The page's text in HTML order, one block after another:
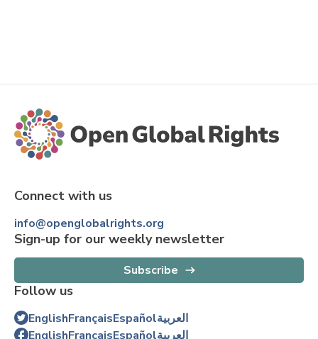
Connect with us
info@openglobalrights.org
Sign-up for our weekly newsletter
Subscribe
Follow us
EnglishFrançaisEspañolالعربية
EnglishFrançaisEspañolالعربية